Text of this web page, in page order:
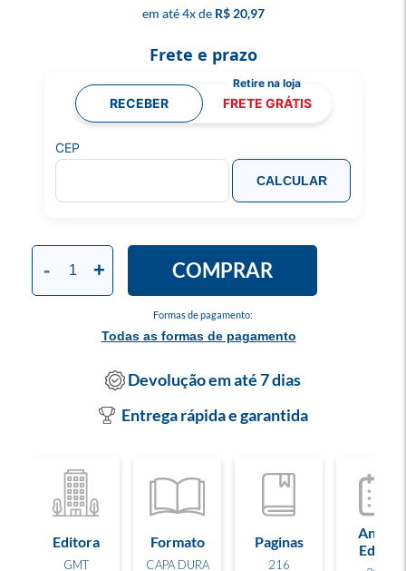
4x R$ 20,97
Formas de pagamento:
Todas as formas de pagamento
- + COMPRAR
Frete e prazo
RECEBER FRETE GRÁTIS
CEP
CALCULAR
Devolução em até 7 dias
Entrega rápida e garantida
Editora
GMT
Formato
CAPA DURA
Paginas
216
Ano de
Edição